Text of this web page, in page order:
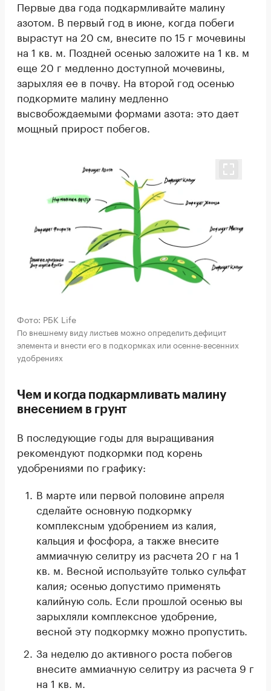
Первые два года подкармливайте малину
азотом. В первый год в июне, когда побеги
вырастут на 20 см, внесите по 15 г мочевины
на 1 кв. м. Поздней осенью заложите на 1 кв. м
еще 20 г медленно доступной мочевины,
зарыхляя ее в почву. На второй год осенью
подкормите малину медленно
высвобождаемыми формами азота: это дает
мощный прирост побегов.
Фото: РБК Life
По внешнему виду листьев можно определить дефицит
элемента и внести его в подкормках или осенне-весенних
удобрениях
Чем и когда подкармливать малину
внесением в грунт
В последующие годы для выращивания
рекомендуют подкормки под корень
удобрениями по графику:
В марте или первой половине апреля
сделайте основную подкормку
комплексным удобрением из калия,
кальция и фосфора, а также внесите
аммиачную селитру из расчета 20 г на 1
кв. м. Весной используйте только сульфат
калия; осенью допустимо применять
калийную соль. Если прошлой осенью вы
зарыхляли комплексное удобрение,
весной эту подкормку можно пропустить.
За неделю до активного роста побегов
внесите аммиачную селитру из расчета 9 г
на 1 кв. м.